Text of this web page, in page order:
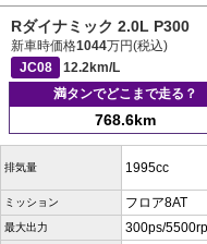
Rダイナミック 2.0L P300
新車時価格1044万円(税込)
JC08
12.2km/L
満タンでどこまで走る？
768.6km
排気量 1995cc
ミッション フロア8AT
最大出力 300ps/